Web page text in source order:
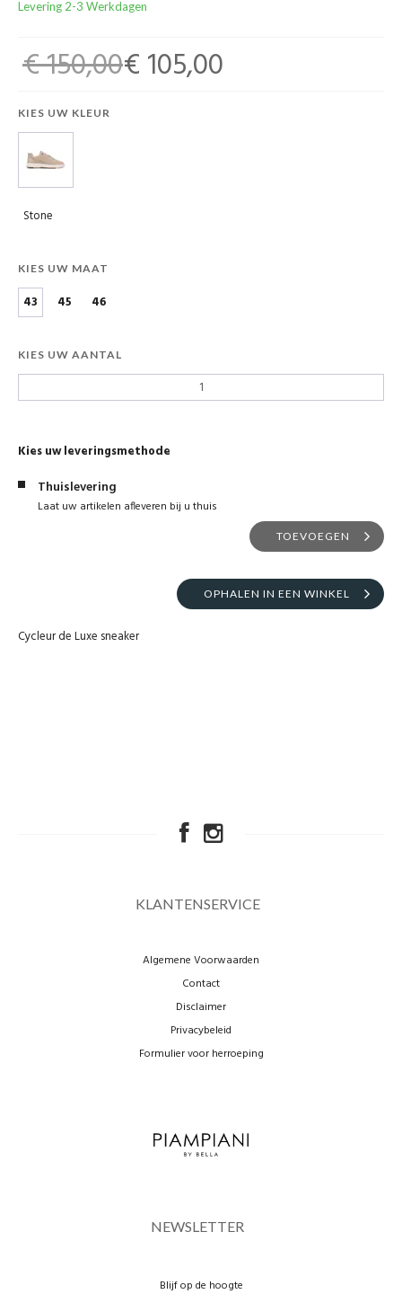
Levering 2-3 Werkdagen
€ 150,00€ 105,00
KIES UW KLEUR
Stone
KIES UW MAAT
43 45 46
KIES UW AANTAL
Kies uw leveringsmethode
Thuislevering
Laat uw artikelen afleveren bij u thuis
TOEVOEGEN
OPHALEN IN EEN WINKEL
Cycleur de Luxe sneaker
KLANTENSERVICE
Algemene Voorwaarden
Contact
Disclaimer
Privacybeleid
Formulier voor herroeping
NEWSLETTER
Blijf op de hoogte